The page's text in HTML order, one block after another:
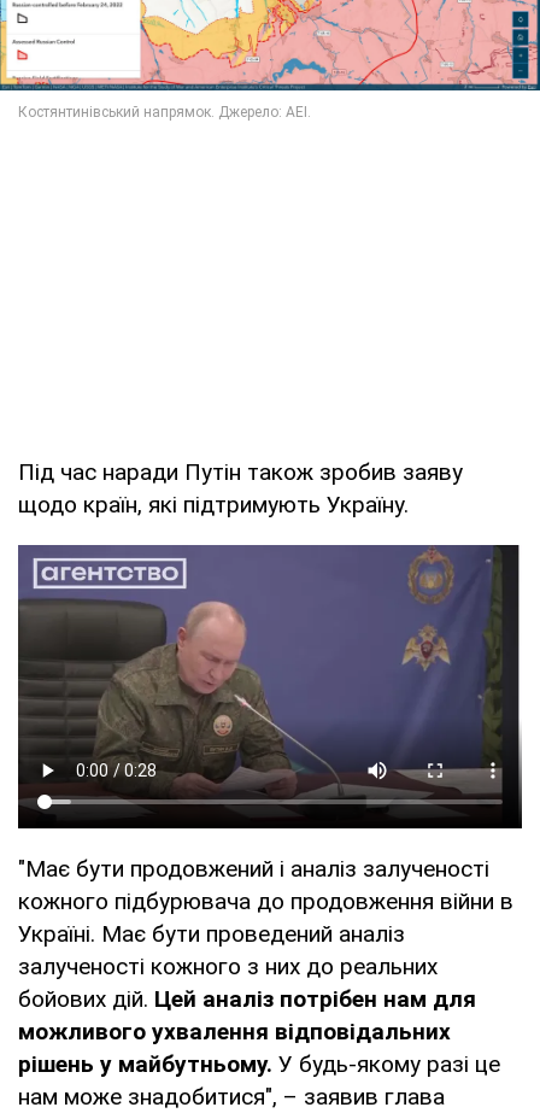
Під час наради Путін також зробив заяву
щодо країн, які підтримують Україну.
"Має бути продовжений і аналіз залученості
кожного підбурювача до продовження війни в
Україні. Має бути проведений аналіз
залученості кожного з них до реальних
бойових дій. Цей аналіз потрібен нам для
можливого ухвалення відповідальних
рішень у майбутньому. У будь-якому разі це
нам може знадобитися", – заявив глава